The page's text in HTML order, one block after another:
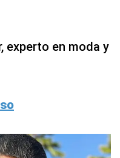
experto en moda y